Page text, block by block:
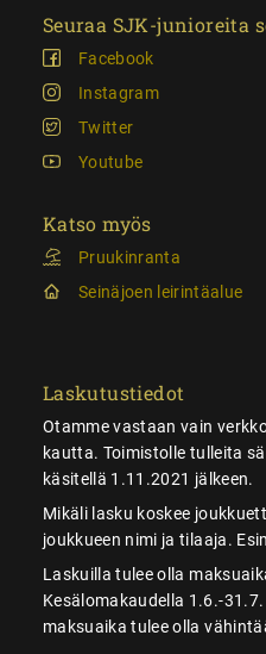
Seuraa SJK-junioreita
Facebook
Instagram
Twitter
Youtube
Katso myös
Pruukinranta
Seinäjoen leirintäalue
Laskutustiedot
Otamme vastaan vain
kautta. Toimistolle tulleita
käsitellä 1.11.2021 jälkeen.
Mikäli lasku koskee
joukkueen nimi ja tilaaja.
Laskuilla tulee olla
Kesälomakaudella 1.6.-
maksuaika tulee olla